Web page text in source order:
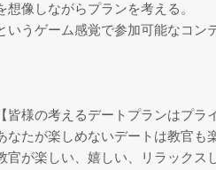
想像しながらプランを考える。
いうゲーム感覚で参加可能なコン
【皆様の考えるデートプランはプラ
なたが楽しめないデートは教官も
官が楽しい、嬉しい、リラックス